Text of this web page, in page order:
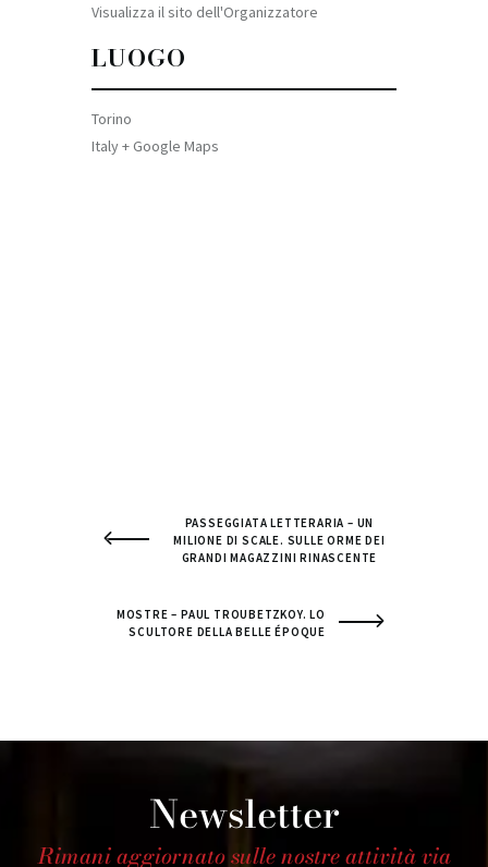
Visualizza il sito dell'Organizzatore
LUOGO
Torino
Italy+ Google Maps
PASSEGGIATA LETTERARIA – UN
MILIONE DI SCALE. SULLE ORME DEI
GRANDI MAGAZZINI RINASCENTE
MOSTRE – PAUL TROUBETZKOY. LO
SCULTORE DELLA BELLE ÉPOQUE
Newsletter
Rimani aggiornato sulle nostre attività via